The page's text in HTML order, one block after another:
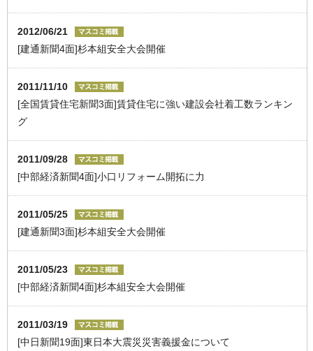
2012/06/21
[建通新聞4面]杉本組安全大会開催
2011/11/10
[全国賃貸住宅新聞3面]賃貸住宅に強い建設会社着工数ランキン
グ
2011/09/28
[中部経済新聞4面]小口リフォーム開拓に力
2011/05/25
[建通新聞3面]杉本組安全大会開催
2011/05/23
[中部経済新聞4面]杉本組安全大会開催
2011/03/19
[中日新聞19面]東日本大震災災害義援金について